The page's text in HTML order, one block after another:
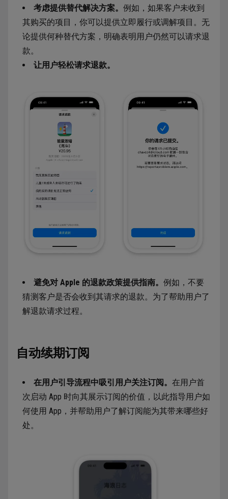
考虑提供替代解决方案。 例如，如果客户未收到
其购买的项目，你可以提供立即履行或调解项目。无
论提供何种替代方案，明确表明用户仍然可以请求退
款。
让用户轻松请求退款。
避免对 Apple 的退款政策提供指南。 例如，不要
猜测客户是否会收到其请求的退款。为了帮助用户了
解退款请求过程。
自动续期订阅
在用户引导流程中吸引用户关注订阅。 在用户首
次启动 App 时向其展示订阅的价值，以此指导用户如
何使用 App，并帮助用户了解订阅能为其带来哪些好
处。